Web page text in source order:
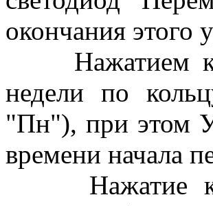
окончания этого
Нажатием
недели по
"Пн"), при этом
времени начала
Нажатие